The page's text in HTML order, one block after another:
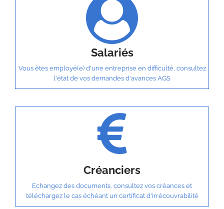
Salariés
Vous êtes employé(e) d'une entreprise en difficulté, consultez
l'état de vos demandes d'avances AGS
Créanciers
Echangez des documents, consultez vos créances et
téléchargez le cas échéant un certificat d'irrécouvrabilité